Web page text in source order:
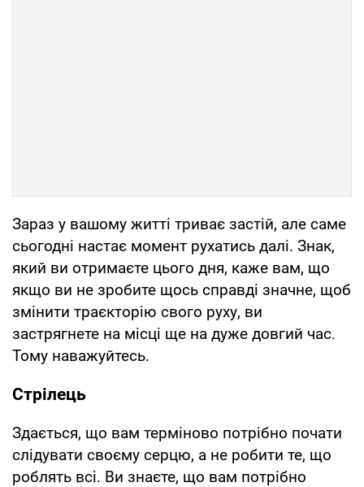
Зараз у вашому житті триває застій, але саме
сьогодні настає момент рухатись далі. Знак,
який ви отримаєте цього дня, каже вам, що
якщо ви не зробите щось справді значне, щоб
змінити траєкторію свого руху, ви
застрягнете на місці ще на дуже довгий час.
Тому наважуйтесь.
Стрілець
Здається, що вам терміново потрібно почати
слідувати своєму серцю, а не робити те, що
роблять всі. Ви знаєте, що вам потрібно